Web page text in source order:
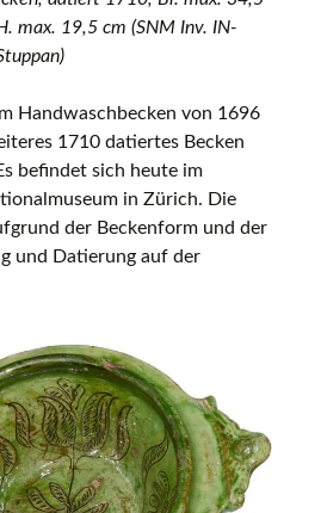
max. 19,5 cm (SNM Inv. IN-
Handwaschbecken von 1696
1710 datiertes Becken
befindet sich heute im
in Zürich. Die
der Beckenform und der
und Datierung auf der